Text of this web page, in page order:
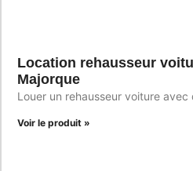
Location rehausseur
Majorque
Louer un rehausseur voiture
Voir le produit »